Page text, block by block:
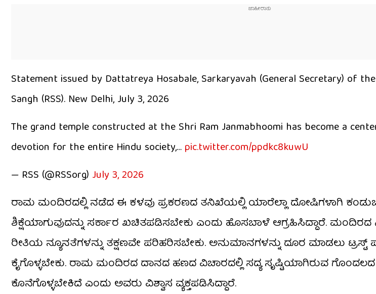
Statement issued by Dattatreya Hosabale, Sarkaryavah (General Secretary) of
Sangh (RSS). New Delhi, July 3, 2026
The grand temple constructed at the Shri Ram Janmabhoomi has become a
devotion for the entire Hindu society,… pic.twitter.com/ppdkc8kuwU
— RSS (@RSSorg) July 3, 2026
ರಾಮ ಮಂದಿರದಲ್ಲಿ ನಡೆದ ಈ ಕಳವು ಪ್ರಕರಣದ ತನಿಖೆಯಲ್ಲಿ ಯಾರೆಲ್ಲಾ ದೋಷಿಗಳಾಗಿ
ಶಿಕ್ಷೆಯಾಗುವುದನ್ನು ಸರ್ಕಾರ ಖಚಿತಪಡಿಸಬೇಕು ಎಂದು ಹೊಸಬಾಳೆ ಆಗ್ರಹಿಸಿದ್ದಾರೆ.
ರೀತಿಯ ನ್ಯೂನತೆಗಳನ್ನು ತಕ್ಷಣವೇ ಪರಿಹರಿಸಬೇಕು. ಅನುಮಾನಗಳನ್ನು ದೂರ ಮಾಡಲು
ಕೈಗೊಳ್ಳಬೇಕು. ರಾಮ ಮಂದಿರದ ದಾನದ ಹಣದ ವಿಚಾರದಲ್ಲಿ ಸದ್ಯ ಸೃಷ್ಟಿಯಾಗಿರುವ
ಕೊನೆಗೊಳ್ಳಬೇಕಿದೆ ಎಂದು ಅವರು ವಿಶ್ವಾಸ ವ್ಯಕ್ತಪಡಿಸಿದ್ದಾರೆ.